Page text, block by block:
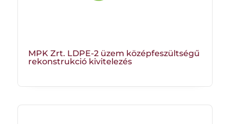
MPK Zrt. LDPE-2 üzem középfeszültségű
rekonstrukció kivitelezés